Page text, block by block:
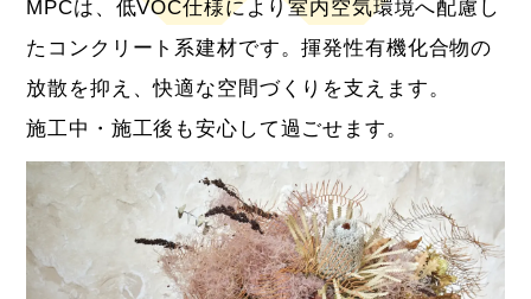
MPCは、低VOC仕様により室内空気環境へ配慮し
たコンクリート系建材です。揮発性有機化合物の
放散を抑え、快適な空間づくりを支えます。
施工中・施工後も安心して過ごせます。